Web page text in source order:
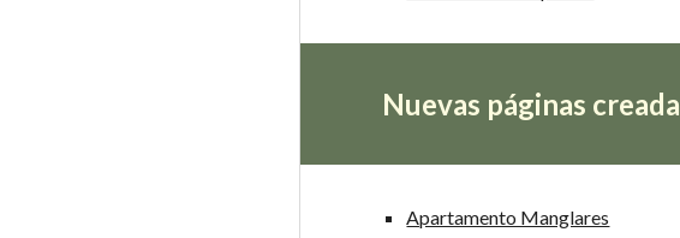
Nuevas páginas
Apartamento Manglares